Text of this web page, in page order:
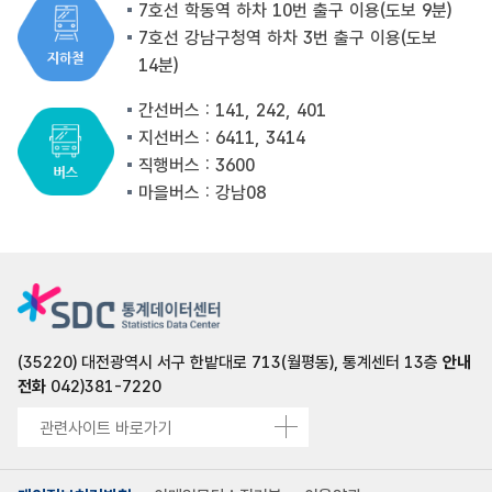
7호선 학동역 하차 10번 출구 이용(도보 9분)
7호선 강남구청역 하차 3번 출구 이용(도보
14분)
간선버스 : 141, 242, 401
지선버스 : 6411, 3414
직행버스 : 3600
마을버스 : 강남08
(35220) 대전광역시 서구 한밭대로 713(월평동), 통계센터 13층 안내
전화 042)381-7220
관련사이트 바로가기